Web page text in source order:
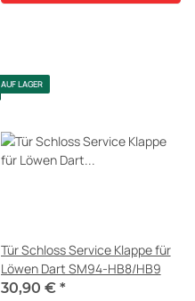
AUF LAGER
Tür Schloss Service Klappe für
Löwen Dart SM94-HB8/HB9
30,90 € *